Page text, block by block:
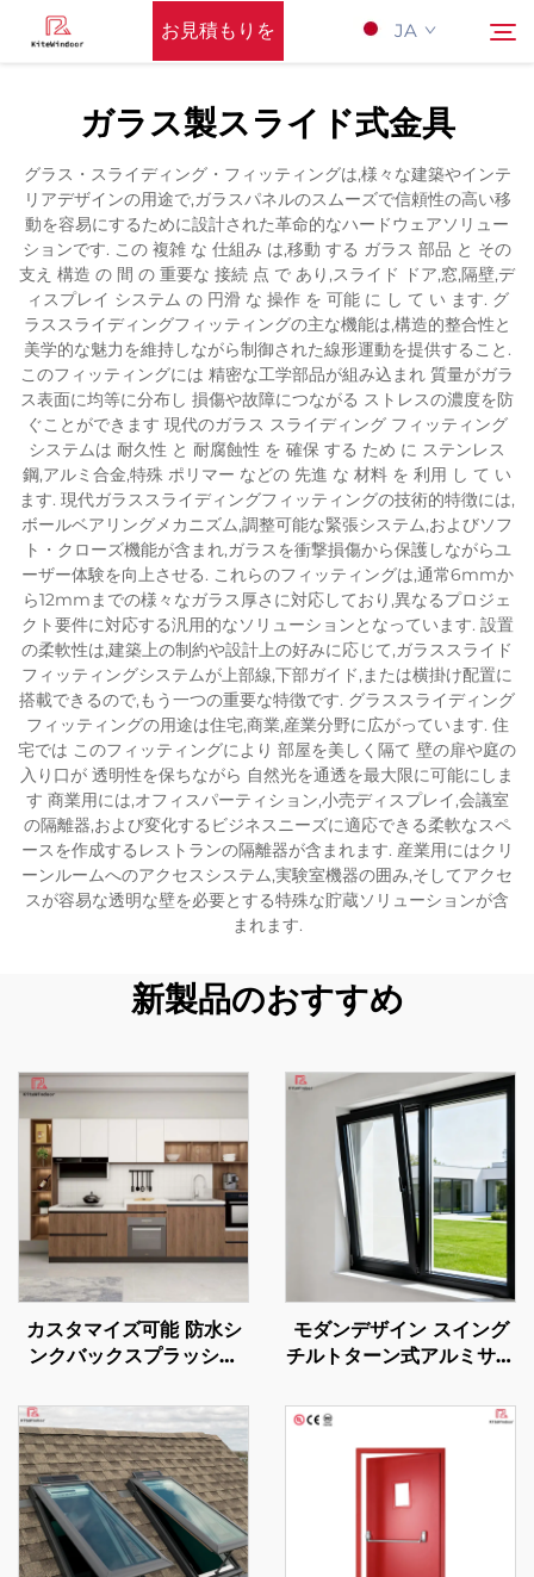
お見積もりを JA
Hōmupeーji
サポート
製品
応用
Nyūsu
Kontakuto Us
検索
ガラス製スライド式金具
グラス・スライディング・フィッティングは,様々な建築やインテ
リアデザインの用途で,ガラスパネルのスムーズで信頼性の高い移
動を容易にするために設計された革命的なハードウェアソリュー
ションです. この 複雑 な 仕組み は,移動 する ガラス 部品 と その
支え 構造 の 間 の 重要な 接続 点 で あり,スライド ドア,窓,隔壁,デ
ィスプレイ システム の 円滑 な 操作 を 可能 に し て い ます. グ
ラススライディングフィッティングの主な機能は,構造的整合性と
美学的な魅力を維持しながら制御された線形運動を提供すること.
このフィッティングには 精密な工学部品が組み込まれ 質量がガラ
ス表面に均等に分布し 損傷や故障につながる ストレスの濃度を防
ぐことができます 現代のガラス スライディング フィッティング
システムは 耐久性 と 耐腐蝕性 を 確保 する ため に ステンレス
鋼,アルミ合金,特殊 ポリマー などの 先進 な 材料 を 利用 し て い
ます. 現代ガラススライディングフィッティングの技術的特徴には,
ボールベアリングメカニズム,調整可能な緊張システム,およびソフ
ト・クローズ機能が含まれ,ガラスを衝撃損傷から保護しながらユ
ーザー体験を向上させる. これらのフィッティングは,通常6mmか
ら12mmまでの様々なガラス厚さに対応しており,異なるプロジェ
クト要件に対応する汎用的なソリューションとなっています. 設置
の柔軟性は,建築上の制約や設計上の好みに応じて,ガラススライド
フィッティングシステムが上部線,下部ガイド,または横掛け配置に
搭載できるので,もう一つの重要な特徴です. グラススライディング
フィッティングの用途は住宅,商業,産業分野に広がっています. 住
宅では このフィッティングにより 部屋を美しく隔て 壁の扉や庭の
入り口が 透明性を保ちながら 自然光を通透を最大限に可能にしま
す 商業用には,オフィスパーティション,小売ディスプレイ,会議室
の隔離器,および変化するビジネスニーズに適応できる柔軟なスペ
ースを作成するレストランの隔離器が含まれます. 産業用にはクリ
ーンルームへのアクセスシステム,実験室機器の囲み,そしてアクセ
スが容易な透明な壁を必要とする特殊な貯蔵ソリューションが含
まれます.
新製品のおすすめ
カスタマイズ可能 防水シ
ンクバックスプラッシュ
ミ製キッチンキャビネッ
ト・ワードローブセット
モダンデザイン スイング
チルトターン式アルミサッ
超スリムフレーム 断熱性